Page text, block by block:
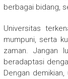
berbagai bidang,
Universitas
mumpuni, serta
zaman. Jangan
beradaptasi
Dengan